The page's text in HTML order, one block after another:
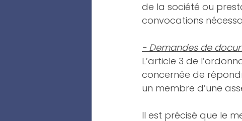
de la société ou
convocations
- Demandes de
L’article 3 de
concernée de
un membre d’une
Il est précisé que le